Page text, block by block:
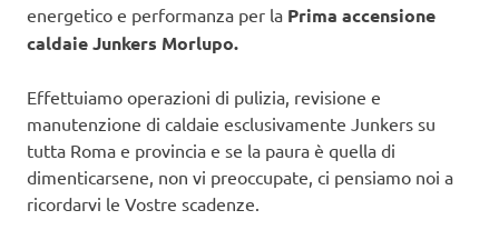
energetico e performanza per la Prima accensione
caldaie Junkers Morlupo.
Effettuiamo operazioni di pulizia, revisione e
manutenzione di caldaie esclusivamente Junkers su
tutta Roma e provincia e se la paura è quella di
dimenticarsene, non vi preoccupate, ci pensiamo noi a
ricordarvi le Vostre scadenze.